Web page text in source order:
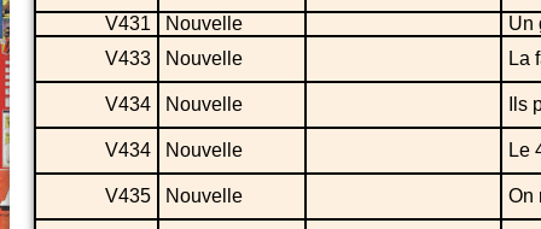
V431
Nouvelle
Un
V433
Nouvelle La
V434 Nouvelle Ils
V434 Nouvelle Le
V435 Nouvelle On